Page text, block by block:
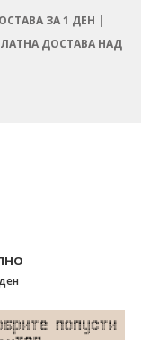
ЗА 1 ДЕН |
ДОСТАВА НАД